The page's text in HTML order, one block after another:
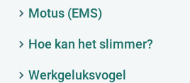
Motus (EMS)
Hoe kan het slimmer?
Werkgeluksvogel